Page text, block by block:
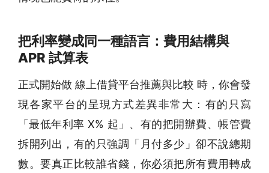
把利率變成同一種語言：費用結構與
APR 試算表
正式開始做 線上借貸平台推薦與比較 時，你會發
現各家平台的呈現方式差異非常大：有的只寫
「最低年利率 X% 起」、有的把開辦費、帳管費
拆開列出，有的只強調「月付多少」卻不說總期
數。要真正比較誰省錢，你必須把所有費用轉成